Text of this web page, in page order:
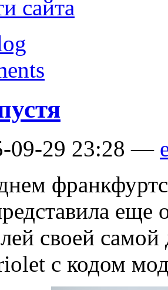
сайта
09-29 23:28 —
еще
своей
с кодом